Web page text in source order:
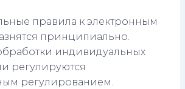
правила к электронным
принципиально.
индивидуальных
регулируются
регулированием.